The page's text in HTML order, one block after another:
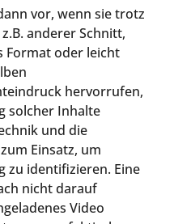
vor, wenn sie trotz
anderer Schnitt,
Format oder leicht
hervorrufen,
solcher Inhalte
und die
Einsatz, um
zu identifizieren. Eine
nicht darauf
Video